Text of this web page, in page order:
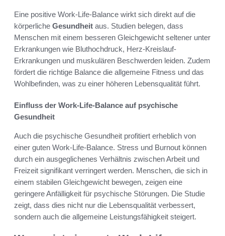
Eine positive Work-Life-Balance wirkt sich direkt auf die
körperliche Gesundheit aus. Studien belegen, dass
Menschen mit einem besseren Gleichgewicht seltener unter
Erkrankungen wie Bluthochdruck, Herz-Kreislauf-
Erkrankungen und muskulären Beschwerden leiden. Zudem
fördert die richtige Balance die allgemeine Fitness und das
Wohlbefinden, was zu einer höheren Lebensqualität führt.
Einfluss der Work-Life-Balance auf psychische
Gesundheit
Auch die psychische Gesundheit profitiert erheblich von
einer guten Work-Life-Balance. Stress und Burnout können
durch ein ausgeglichenes Verhältnis zwischen Arbeit und
Freizeit signifikant verringert werden. Menschen, die sich in
einem stabilen Gleichgewicht bewegen, zeigen eine
geringere Anfälligkeit für psychische Störungen. Die Studie
zeigt, dass dies nicht nur die Lebensqualität verbessert,
sondern auch die allgemeine Leistungsfähigkeit steigert.